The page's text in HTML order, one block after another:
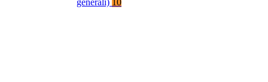
generali) 10